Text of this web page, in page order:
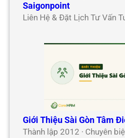
Saigonpoint
Liên Hệ & Đặt Lịch Tư Vấn
Giới Thiệu Sài Gòn Tâm
Thành lập 2012 · Chuyên